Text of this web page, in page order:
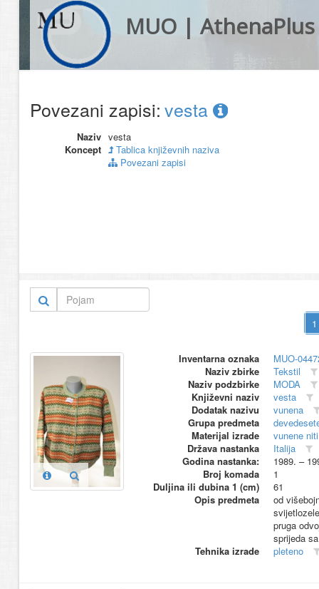
MUO | AthenaPlus
Povezani zapisi:vesta
Naziv vesta
Koncept
Tablica književnih naziva
Povezani zapisi
Inventarna oznaka
MUO-
Naziv zbirke
Tekstil
Naziv podzbirke
MODA
Književni naziv
vesta
Dodatak nazivu
vunena
Grupa predmeta
Materijal izrade
vunene niti
Država nastanka
Italija
Godina nastanka:
1989. –
Broj komada
1
Duljina ili dubina 1 (cm)
61
Opis predmeta
od
pruga
sprijeda
Tehnika izrade
pleteno